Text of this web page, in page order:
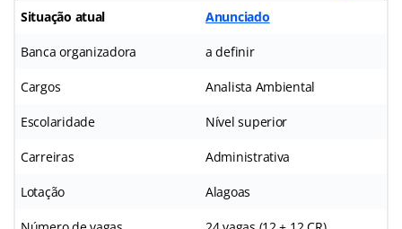
Situação atual Anunciado
Banca organizadora a definir
Cargos Analista Ambiental
Escolaridade Nível superior
Carreiras Administrativa
Lotação Alagoas